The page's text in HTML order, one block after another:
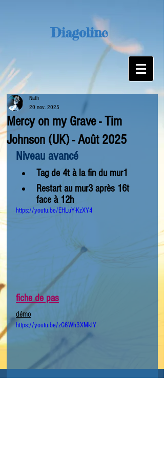
Diagoline
Mercy on my Grave - Tim
Johnson (UK) - Août 2025
Nath
20 nov. 2025
Niveau avancé
Tag de 4t à la fin du mur1
Restart au mur3 après 16t
face à 12h
https://youtu.be/EHLuY-KzXY4
fiche de pas
démo
https://youtu.be/zG6Wh3XMklY